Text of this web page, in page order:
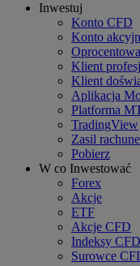
Inwestuj
Konto CFD
Konto
Klient
Klient
Aplikacja
Platforma
TradingView
Zasil
Pobierz
W co Inwestować
Forex
Akcje
ETF
Akcje CFD
Indeksy CFD
Surowce